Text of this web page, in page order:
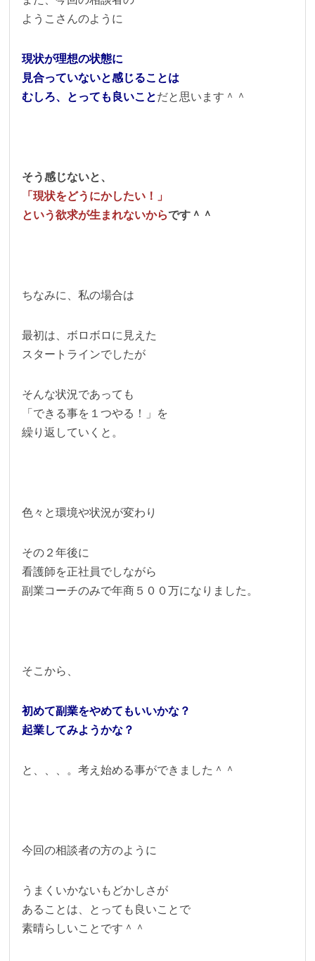
ようこさんのように
現状が理想の状態に
見合っていないと感じることは
むしろ、とっても良いことだと思います＾＾
そう感じないと、
「現状をどうにかしたい！」
という欲求が生まれないからです＾＾
ちなみに、私の場合は
最初は、ボロボロに見えた
スタートラインでしたが
そんな状況であっても
「できる事を１つやる！」を
繰り返していくと。
色々と環境や状況が変わり
その２年後に
看護師を正社員でしながら
副業コーチのみで年商５００万になりました。
そこから、
初めて副業をやめてもいいかな？
起業してみようかな？
と、、、。考え始める事ができました＾＾
今回の相談者の方のように
うまくいかないもどかしさが
あることは、とっても良いことで
素晴らしいことです＾＾